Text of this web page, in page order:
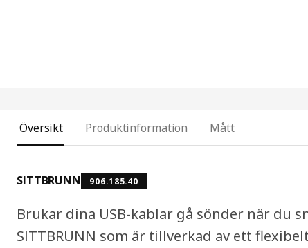
Översikt Produktinformation Mått
SITTBRUNN 906.185.40
Brukar dina USB-kablar gå sönder när du
SITTBRUNN som är tillverkad av ett